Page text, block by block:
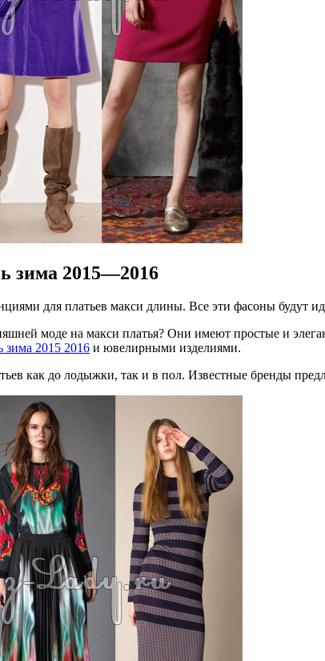
зима 2015—2016
для платьев макси длины. Все эти фасоны будут
моде на макси платья? Они имеют простые и
2015 2016 и ювелирными изделиями.
как до лодыжки, так и в пол. Известные бренды